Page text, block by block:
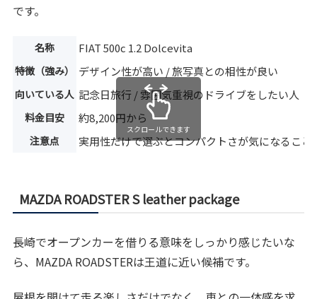
です。
名称 FIAT 500c 1.2 Dolcevita
特徴（強み） デザイン性が高い / 旅写真との相性が良い
向いている人 記念日旅行 / 雰囲気重視のドライブをしたい人
料金目安 約8,200円から
注意点 実用性だけで選ぶとコンパクトさが気になること
スクロールできます
MAZDA ROADSTER S leather package
長崎でオープンカーを借りる意味をしっかり感じたいな
ら、MAZDA ROADSTERは王道に近い候補です。